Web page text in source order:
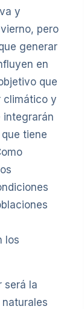
y
pero
generar
en
que
climático y
integrarán
tiene
los
será la